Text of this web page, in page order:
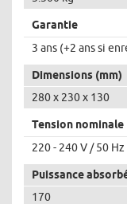
Garantie
3 ans (+2 ans si
Dimensions (mm)
280 x 230 x 130
Tension nominale
220 - 240 V / 50 Hz
Puissance
170